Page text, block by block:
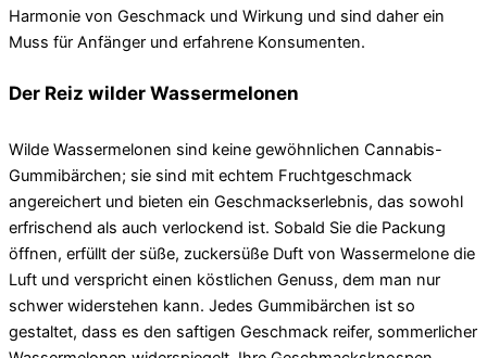
Harmonie von Geschmack und Wirkung und sind daher ein
Muss für Anfänger und erfahrene Konsumenten.
Der Reiz wilder Wassermelonen
Wilde Wassermelonen sind keine gewöhnlichen Cannabis-
Gummibärchen; sie sind mit echtem Fruchtgeschmack
angereichert und bieten ein Geschmackserlebnis, das sowohl
erfrischend als auch verlockend ist. Sobald Sie die Packung
öffnen, erfüllt der süße, zuckersüße Duft von Wassermelone die
Luft und verspricht einen köstlichen Genuss, dem man nur
schwer widerstehen kann. Jedes Gummibärchen ist so
gestaltet, dass es den saftigen Geschmack reifer, sommerlicher